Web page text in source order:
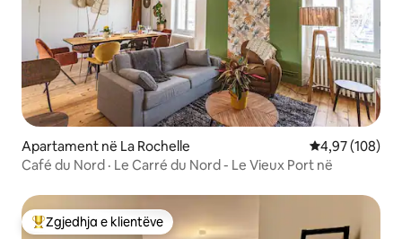
Apartament në La Rochelle Vlerësimi
4,97 (108)
Café du Nord · Le Carré du Nord - Le Vieux Port në
Më të mirat e zgjedhjeve të klientëve
Zgjedhja e klientëve